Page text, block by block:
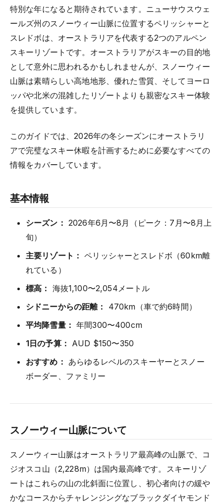
特別な年になると期待されています。ニューサウスウェ
ールズ州のスノーウィー山脈に位置するペリッシャーと
スレドボは、オーストラリアを代表する2つのアルペン
スキーリゾートです。オーストラリアがスキーの目的地
として意外に思われるかもしれませんが、スノーウィー
山脈は素晴らしい高地地形、優れた雪質、そしてヨーロ
ッパや北米の混雑したリゾートよりも親密なスキー体験
を提供しています。
このガイドでは、2026年の冬シーズンにオーストラリ
アで完璧なスキー休暇を計画するために必要なすべての
情報をカバーしています。
基本情報
シーズン： 2026年6月〜8月（ピーク：7月〜8月上
旬）
主要リゾート： ペリッシャーとスレドボ（60km離
れている）
標高： 海抜1,100〜2,054メートル
シドニーからの距離：
470km（車で約6時間）
平均降雪量： 年間300〜400cm
1日の予算： AUD $150〜350
おすすめ： あらゆるレベルのスキーヤーとスノー
ボーダー、ファミリー
スノーウィー山脈について
スノーウィー山脈はオーストラリア最高峰の山脈で、コ
ジオスコ山（2,228m）は国内最高峰です。スキーリゾ
ートはこれらの山の北斜面に位置し、初心者向けの緩や
かなコースからチャレンジングなブラックダイヤモンド